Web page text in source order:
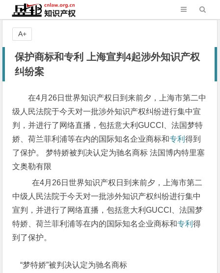
保护商标和专利 上海宣判4起涉外知识产权
纠纷案
在4月26日世界知识产权日到来前夕，上海市第二中
级人民法院于今天对一批涉外知识产权纠纷进行集中宣
判，并进行了网络直播，包括意大利GUCCI、法国梦特
娇、荷兰菲利浦等在内的国际知名企业商标和专利得到
了保护。 梦特娇被判决认定为驰名商标 法国博内特里塞
文奥勒有限
在4月26日世界知识产权日到来前夕，上海市第二
中级人民法院于今天对一批涉外知识产权纠纷进行集中
宣判，并进行了网络直播，包括意大利GUCCI、法国梦
特娇、荷兰菲利浦等在内的国际知名企业商标和专利得
到了保护。
“梦特娇”被判决认定为驰名商标
A+